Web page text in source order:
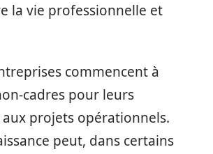
la vie professionnelle et
commencent à
cadres pour leurs
projets opérationnels.
peut, dans certains